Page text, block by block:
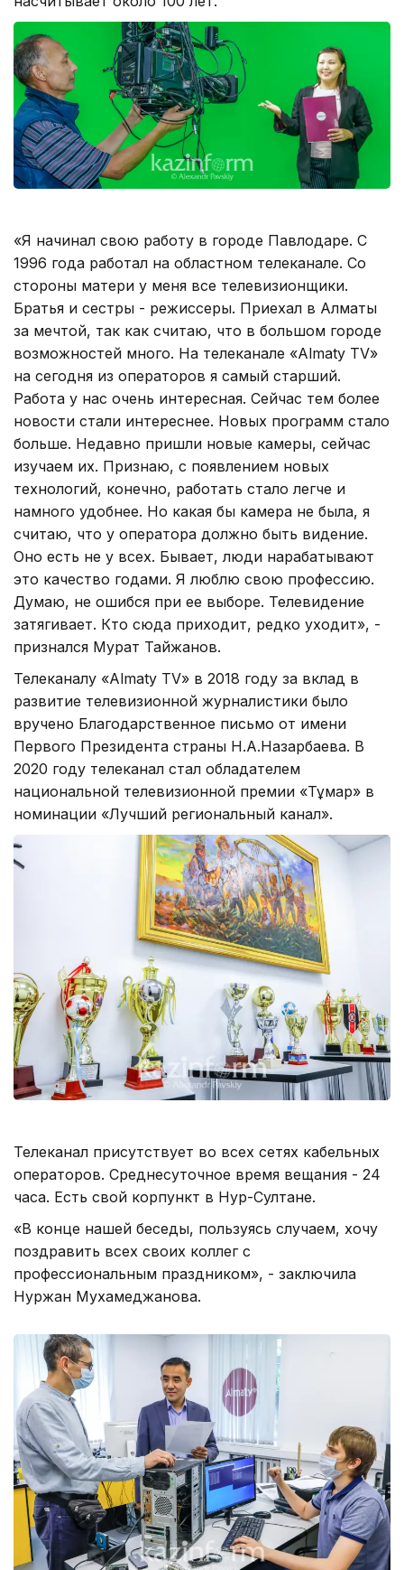
«Я начинал свою работу в городе Павлодаре. С
1996 года работал на областном телеканале. Со
стороны матери у меня все телевизионщики.
Братья и сестры - режиссеры. Приехал в Алматы
за мечтой, так как считаю, что в большом городе
возможностей много. На телеканале «Almaty TV»
на сегодня из операторов я самый старший.
Работа у нас очень интересная. Сейчас тем более
новости стали интереснее. Новых программ стало
больше. Недавно пришли новые камеры, сейчас
изучаем их. Признаю, с появлением новых
технологий, конечно, работать стало легче и
намного удобнее. Но какая бы камера не была, я
считаю, что у оператора должно быть видение.
Оно есть не у всех. Бывает, люди нарабатывают
это качество годами. Я люблю свою профессию.
Думаю, не ошибся при ее выборе. Телевидение
затягивает. Кто сюда приходит, редко уходит», -
признался Мурат Тайжанов.
Телеканалу «Almaty TV» в 2018 году за вклад в
развитие телевизионной журналистики было
вручено Благодарственное письмо от имени
Первого Президента страны Н.А.Назарбаева. В
2020 году телеканал стал обладателем
национальной телевизионной премии «Тұмар» в
номинации «Лучший региональный канал».
Телеканал присутствует во всех сетях кабельных
операторов. Среднесуточное время вещания - 24
часа. Есть свой корпункт в Нур-Султане.
«В конце нашей беседы, пользуясь случаем, хочу
поздравить всех своих коллег с
профессиональным праздником», - заключила
Нуржан Мухамеджанова.